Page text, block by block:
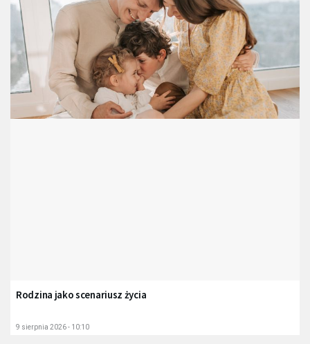
Rodzina jako scenariusz życia
9 sierpnia 2026 - 10:10